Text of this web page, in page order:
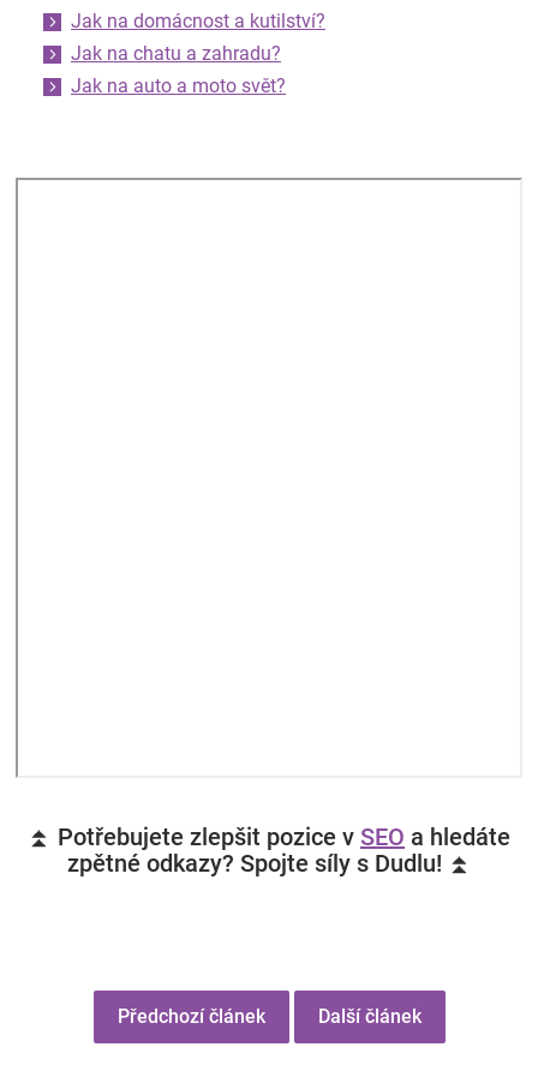
Jak na domácnost a kutilství?
Jak na chatu a zahradu?
Jak na auto a moto svět?
⏫ Potřebujete zlepšit pozice v SEO a hledáte
zpětné odkazy? Spojte síly s Dudlu! ⏫
Předchozí článek Další článek